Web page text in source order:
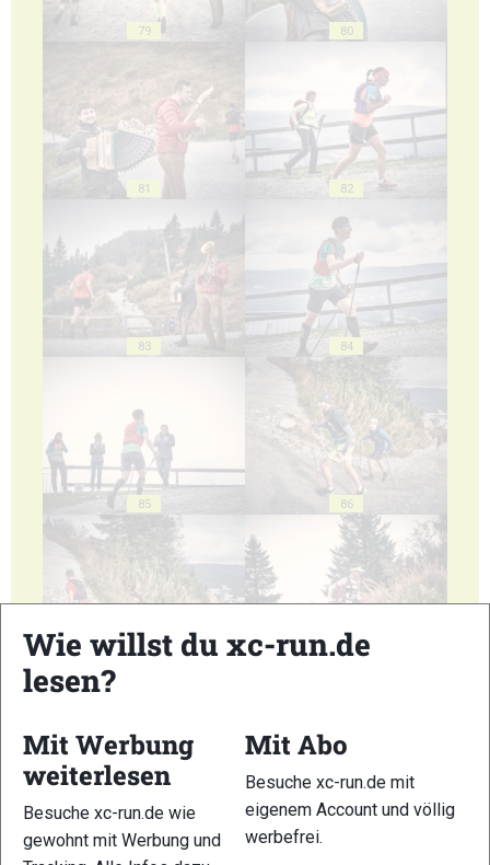
79 80
81 82
83 84
85 86
88
89 90
Wie willst du xc-run.de
lesen?
Mit Werbung
weiterlesen
Besuche xc-run.de wie
gewohnt mit Werbung und
Mit Abo
Besuche xc-run.de mit
eigenem Account und völlig
werbefrei.